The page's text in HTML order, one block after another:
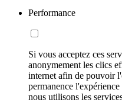
Performance
Si vous acceptez ces
anonymement les clics
internet afin de pouvoir
permanence
nous utilisons les